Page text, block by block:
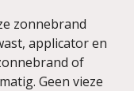
zonnebrand
applicator en
of
Geen vieze